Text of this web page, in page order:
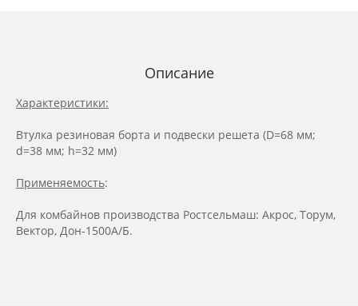
Описание
Характеристики:
Втулка резиновая борта и подвески решета (D=68 мм;
d=38 мм; h=32 мм)
Применяемость:
Для комбайнов производства Ростсельмаш: Акрос, Торум,
Вектор, Дон-1500А/Б.